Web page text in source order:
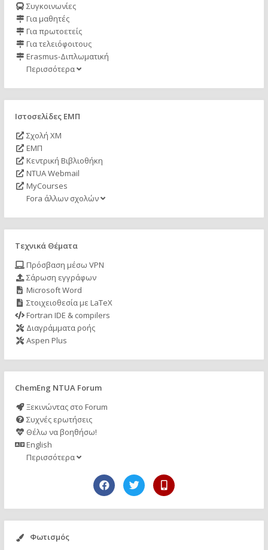
Συγκοινωνίες
Για μαθητές
Για πρωτοετείς
Για τελειόφοιτους
Erasmus-Διπλωματική
Περισσότερα
Ιστοσελίδες ΕΜΠ
Σχολή ΧΜ
ΕΜΠ
Κεντρική Βιβλιοθήκη
NTUA Webmail
MyCourses
Fora άλλων σχολών
Τεχνικά Θέματα
Πρόσβαση μέσω VPN
Σάρωση εγγράφων
Microsoft Word
Στοιχειοθεσία με LaTeX
Fortran IDE & compilers
Διαγράμματα ροής
Aspen Plus
ChemEng NTUA Forum
Ξεκινώντας στο Forum
Συχνές ερωτήσεις
Θέλω να βοηθήσω!
English
Περισσότερα
Φωτισμός